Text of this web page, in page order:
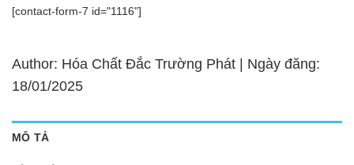
[contact-form-7 id="1116"]
Author: Hóa Chất Đắc Trường Phát | Ngày đăng:
18/01/2025
MÔ TẢ